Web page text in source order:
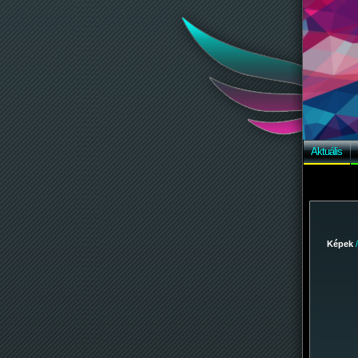
Aktuális
Képek